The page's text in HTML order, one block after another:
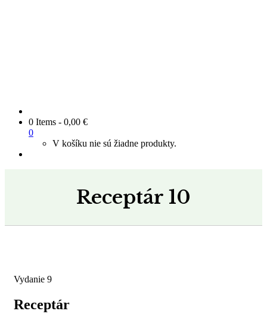
0 Items - 0,00 €
0
V košíku nie sú žiadne produkty.
Receptár 10
Vydanie 9
Receptár